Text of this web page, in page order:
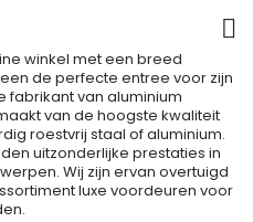
winkel met een breed
de perfecte entree voor zijn
fabrikant van aluminium
van de hoogste kwaliteit
roestvrij staal of aluminium.
uitzonderlijke prestaties in
Wij zijn ervan overtuigd
luxe voordeuren voor